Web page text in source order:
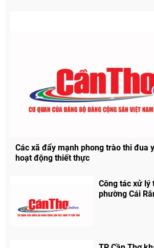
Facebook
Các xã đẩy mạnh phong trào thi đua
hoạt động thiết thực
Công tác xử lý
phường Cái